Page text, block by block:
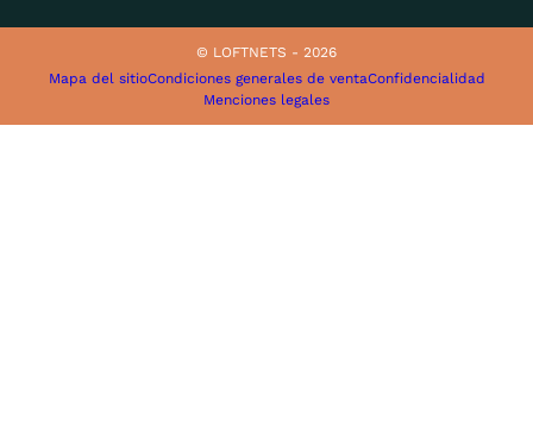
© LOFTNETS - 2026
Mapa del sitioCondiciones generales de ventaConfidencialidad
Menciones legales